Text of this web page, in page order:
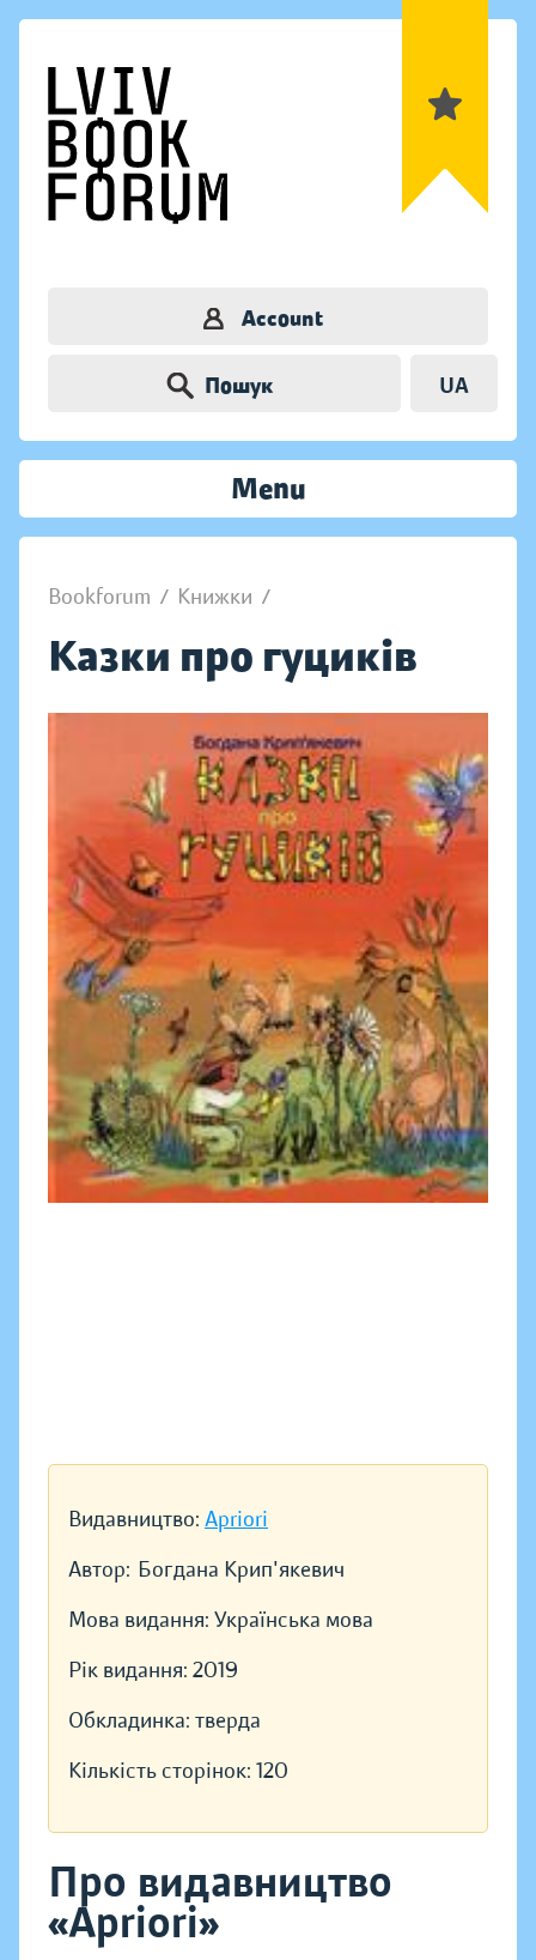
Account
Пошук UA
Menu
Bookforum / Книжки /
Казки про гуциків
Видавництво: Apriori
Автор: Богдана Крип'якевич
Мова видання: Українська мова
Рік видання: 2019
Обкладинка: тверда
Кількість сторінок: 120
Про видавництво
«Apriori»